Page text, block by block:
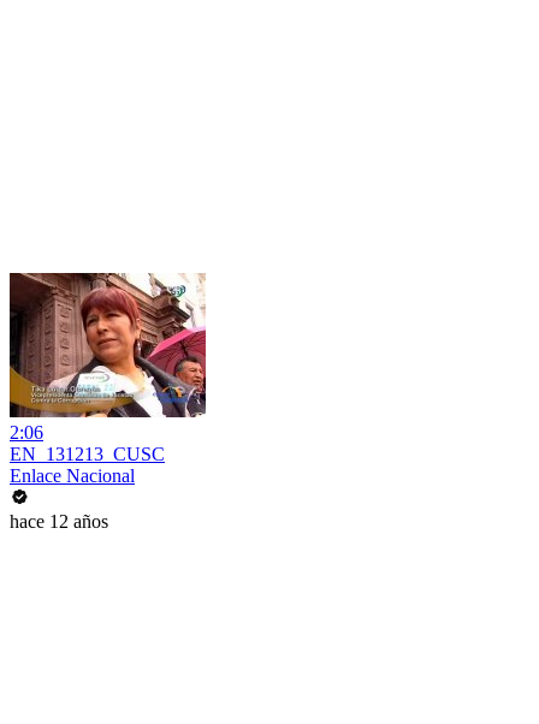
2:06
EN_131213_CUSC
Enlace Nacional
hace 12 años